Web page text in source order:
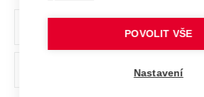
Ochrana osobních údajů
odkaz)
POVOLIT VŠE
Nastavení